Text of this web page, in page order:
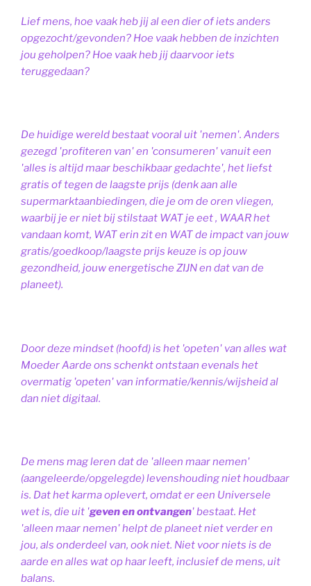
Lief mens, hoe vaak heb jij al een dier of iets anders
opgezocht/gevonden? Hoe vaak hebben de inzichten
jou geholpen? Hoe vaak heb jij daarvoor iets
teruggedaan?
De huidige wereld bestaat vooral uit 'nemen'. Anders
gezegd 'profiteren van' en 'consumeren' vanuit een
'alles is altijd maar beschikbaar gedachte', het liefst
gratis of tegen de laagste prijs (denk aan alle
supermarktaanbiedingen, die je om de oren vliegen,
waarbij je er niet bij stilstaat WAT je eet , WAAR het
vandaan komt, WAT erin zit en WAT de impact van jouw
gratis/goedkoop/laagste prijs keuze is op jouw
gezondheid, jouw energetische ZIJN en dat van de
planeet).
Door deze mindset (hoofd) is het 'opeten' van alles wat
Moeder Aarde ons schenkt ontstaan evenals het
overmatig 'opeten' van informatie/kennis/wijsheid al
dan niet digitaal.
De mens mag leren dat de 'alleen maar nemen'
(aangeleerde/opgelegde) levenshouding niet houdbaar
is. Dat het karma oplevert, omdat er een Universele
wet is, die uit 'geven en ontvangen' bestaat. Het
'alleen maar nemen' helpt de planeet niet verder en
jou, als onderdeel van, ook niet. Niet voor niets is de
aarde en alles wat op haar leeft, inclusief de mens, uit
balans.